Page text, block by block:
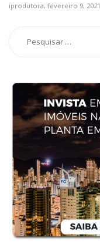
iprodutora, fevereiro 9, 2021